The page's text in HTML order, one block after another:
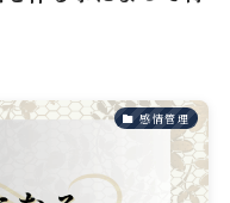
感情管理